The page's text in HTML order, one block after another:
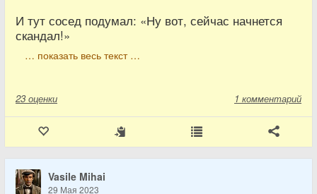
И тут сосед подумал: «Ну вот, сейчас начнется
скандал!»
… показать весь текст …
23 оценки 1 комментарий
Vasile Mihai
29 Мая 2023